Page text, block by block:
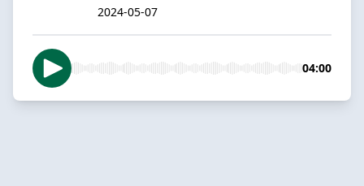
2024-05-07
04:00